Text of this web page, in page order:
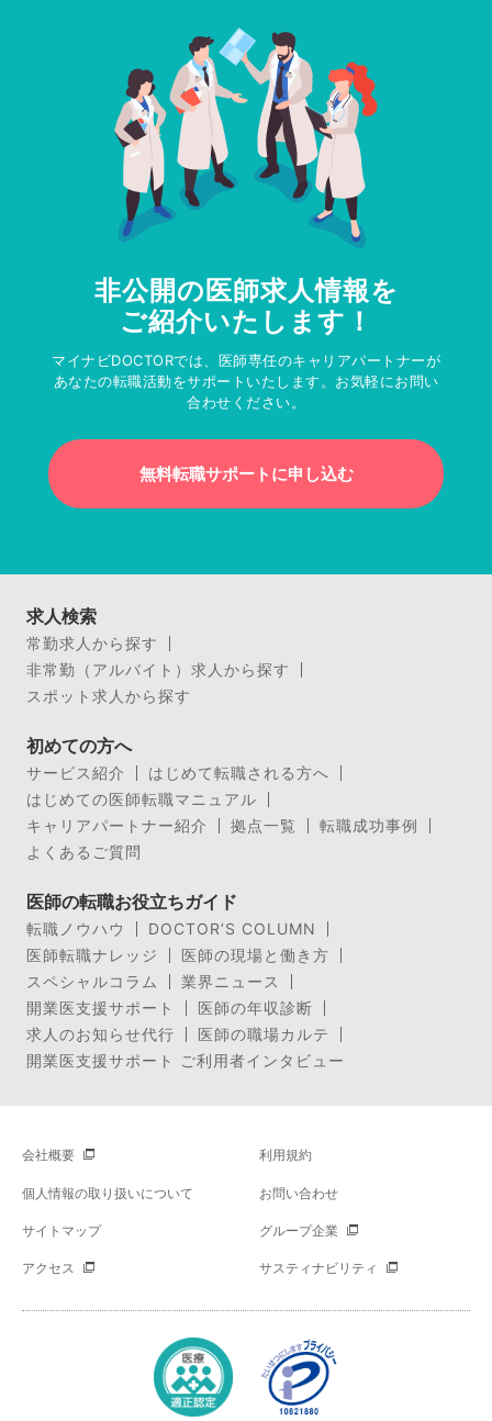
非公開の医師求人情報を
ご紹介いたします！
マイナビDOCTORでは、医師専任のキャリアパートナーが
あなたの転職活動をサポートいたします。お気軽にお問い
合わせください。
無料転職サポートに申し込む
求人検索
常勤求人から探す
非常勤（アルバイト）求人から探す
スポット求人から探す
初めての方へ
サービス紹介
はじめて転職される方へ
はじめての医師転職マニュアル
キャリアパートナー紹介
拠点一覧
転職成功事例
よくあるご質問
医師の転職お役立ちガイド
転職ノウハウ
DOCTOR’S COLUMN
医師転職ナレッジ
医師の現場と働き方
スペシャルコラム
業界ニュース
開業医支援サポート
医師の年収診断
求人のお知らせ代行
医師の職場カルテ
開業医支援サポート ご利用者インタビュー
会社概要 利用規約
個人情報の取り扱いについて お問い合わせ
サイトマップ グループ企業
アクセス サスティナビリティ